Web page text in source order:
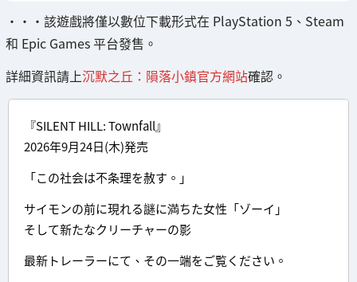
・・・該遊戲將僅以數位下載形式在 PlayStation 5、Steam
和 Epic Games 平台發售。
詳細資訊請上沉默之丘：隕落小鎮官方網站確認。
『SILENT HILL: Townfall』
2026年9月24日(木)発売
「この社会は不条理を赦す。」
サイモンの前に現れる謎に満ちた女性「ゾーイ」
そして新たなクリーチャーの影
最新トレーラーにて、その一端をご覧ください。